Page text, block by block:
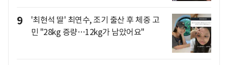
9
'최현석 딸' 최연수, 조기 출산 후 체중 고
민 "28kg 증량…12kg가 남았어요"